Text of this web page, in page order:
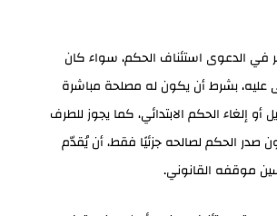
في الدعوى استئناف الحكم، سواء كان
عليه، بشرط أن يكون له مصلحة مباشرة
إلغاء الحكم الابتدائي، كما يجوز للطرف
صدر الحكم لصالحه جزئيًا فقط، أن يُقدّم
موقفه القانوني.